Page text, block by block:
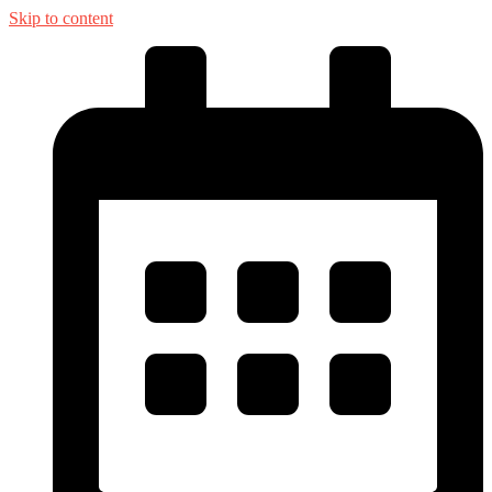
Skip to content